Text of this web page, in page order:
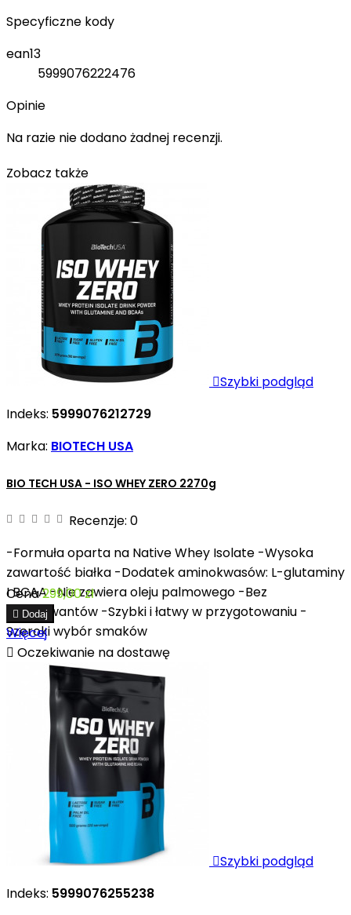
Specyficzne kody
ean13
5999076222476
Opinie
Na razie nie dodano żadnej recenzji.
Zobacz także
Szybki podgląd
Indeks: 5999076212729
Marka: BIOTECH USA
BIO TECH USA - ISO WHEY ZERO 2270g
Recenzje: 0
-Formuła oparta na Native Whey Isolate -Wysoka
zawartość białka -Dodatek aminokwasów: L-glutaminy
I BCAA -Nie zawiera oleju palmowego -Bez
konserwantów -Szybki i łatwy w przygotowaniu -
Szeroki wybór smaków
Cena299,00 zł
 Dodaj
Więcej
 Oczekiwanie na dostawę
Szybki podgląd
Indeks: 5999076255238